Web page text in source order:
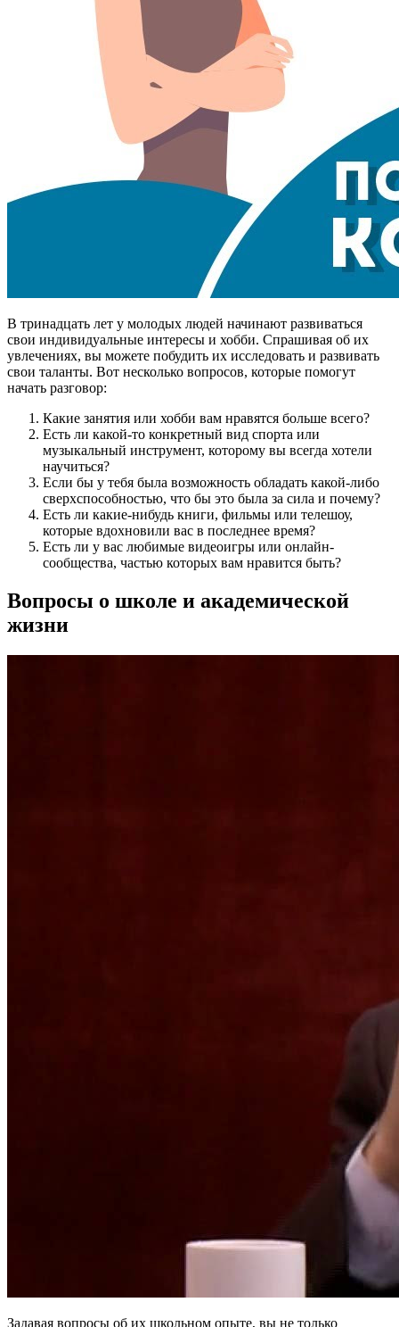
В тринадцать лет у молодых людей начинают развиваться
свои индивидуальные интересы и хобби. Спрашивая об их
увлечениях, вы можете побудить их исследовать и развивать
свои таланты. Вот несколько вопросов, которые помогут
начать разговор:
Какие занятия или хобби вам нравятся больше всего?
Есть ли какой-то конкретный вид спорта или
музыкальный инструмент, которому вы всегда хотели
научиться?
Если бы у тебя была возможность обладать какой-либо
сверхспособностью, что бы это была за сила и почему?
Есть ли какие-нибудь книги, фильмы или телешоу,
которые вдохновили вас в последнее время?
Есть ли у вас любимые видеоигры или онлайн-
сообщества, частью которых вам нравится быть?
Вопросы о школе и академической
жизни
Задавая вопросы об их школьном опыте, вы не только